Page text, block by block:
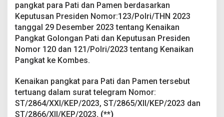
pangkat para Pati dan Pamen berdasarkan
Keputusan Presiden Nomor:123/Polri/THN 2023
tanggal 29 Desember 2023 tentang Kenaikan
Pangkat Golongan Pati dan Keputusan Presiden
Nomor 120 dan 121/Polri/2023 tentang Kenaikan
Pangkat ke Kombes.
Kenaikan pangkat para Pati dan Pamen tersebut
tertuang dalam surat telegram Nomor:
ST/2864/XXI/KEP/2023, ST/2865/XII/KEP/2023 dan
ST/2866/XII/KEP/2023. (**)